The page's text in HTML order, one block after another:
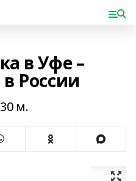
в Уфе –
России
м.